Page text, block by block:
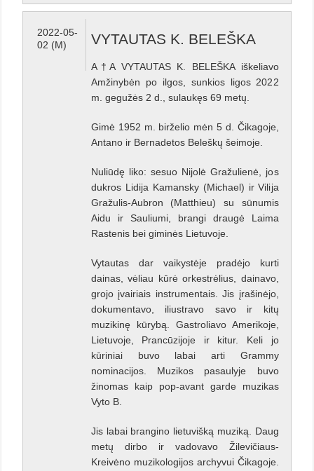
2022-05-
02 (M)
VYTAUTAS K. BELEŠKA
A†A VYTAUTAS K. BELEŠKA iškeliavo
Amžinybėn po ilgos, sunkios ligos 2022
m. gegužės 2 d., sulaukęs 69 metų.
Gimė 1952 m. birželio mėn 5 d. Čikagoje,
Antano ir Bernadetos Beleškų šeimoje.
Nuliūdę liko: sesuo Nijolė Gražulienė, jos
dukros Lidija Kamansky (Michael) ir Vilija
Gražulis-Aubron (Matthieu) su sūnumis
Aidu ir Sauliumi, brangi draugė Laima
Rastenis bei giminės Lietuvoje.
Vytautas dar vaikystėje pradėjo kurti
dainas, vėliau kūrė orkestrėlius, dainavo,
grojo įvairiais instrumentais. Jis įrašinėjo,
dokumentavo, iliustravo savo ir kitų
muzikinę kūrybą. Gastroliavo Amerikoje,
Lietuvoje, Prancūzijoje ir kitur. Keli jo
kūriniai buvo labai arti Grammy
nominacijos. Muzikos pasaulyje buvo
žinomas kaip pop-avant garde muzikas
Vyto B.
Jis labai brangino lietuvišką muziką. Daug
metų dirbo ir vadovavo Žilevičiaus-
Kreivėno muzikologijos archyvui Čikagoje.